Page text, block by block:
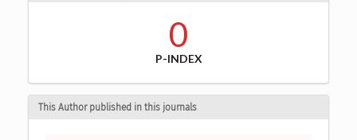
0
P-INDEX
This Author published in this journals